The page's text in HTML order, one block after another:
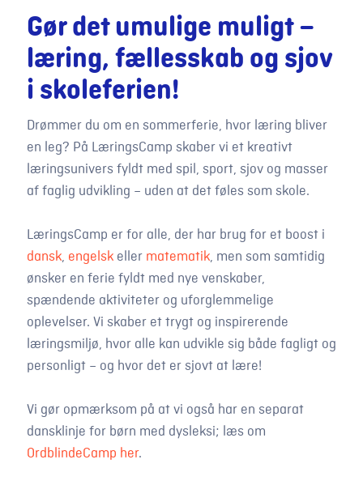
Gør det umulige muligt –
læring, fællesskab og sjov
i skoleferien!
Drømmer du om en sommerferie, hvor læring bliver
en leg? På LæringsCamp skaber vi et kreativt
læringsunivers fyldt med spil, sport, sjov og masser
af faglig udvikling – uden at det føles som skole.
LæringsCamp er for alle, der har brug for et boost i
dansk, engelsk eller matematik, men som samtidig
ønsker en ferie fyldt med nye venskaber,
spændende aktiviteter og uforglemmelige
oplevelser. Vi skaber et trygt og inspirerende
læringsmiljø, hvor alle kan udvikle sig både fagligt og
personligt – og hvor det er sjovt at lære!
Vi gør opmærksom på at vi også har en separat
dansklinje for børn med dysleksi; læs om
OrdblindeCamp her.